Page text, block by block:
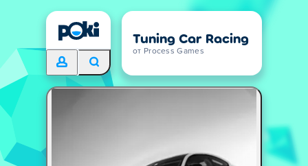
Tuning Car Racing
от Process Games